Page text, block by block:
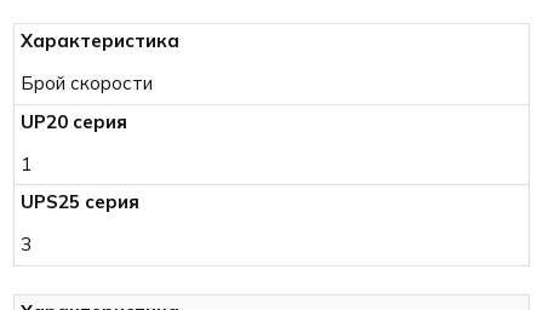
Брой скорости
1
3